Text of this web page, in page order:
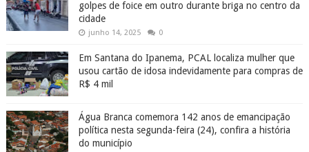
golpes de foice em outro durante briga no centro da
cidade
junho 14, 2025 0
Em Santana do Ipanema, PCAL localiza mulher que
usou cartão de idosa indevidamente para compras de
R$ 4 mil
Água Branca comemora 142 anos de emancipação
política nesta segunda-feira (24), confira a história
do município